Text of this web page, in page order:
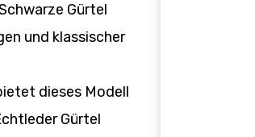
Gürtel
und klassischer
dieses Modell
Gürtel